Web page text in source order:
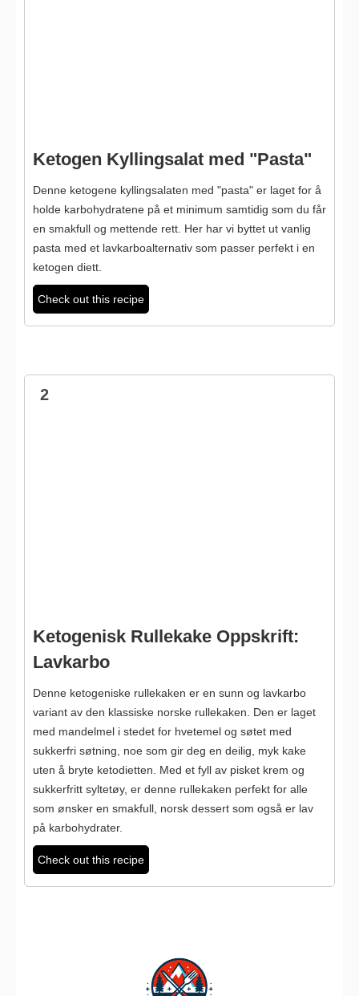
Ketogen Kyllingsalat med "Pasta"
Denne ketogene kyllingsalaten med "pasta" er laget for å
holde karbohydratene på et minimum samtidig som du får
en smakfull og mettende rett. Her har vi byttet ut vanlig
pasta med et lavkarboalternativ som passer perfekt i en
ketogen diett.
Check out this recipe
2
Ketogenisk Rullekake Oppskrift:
Lavkarbo
Denne ketogeniske rullekaken er en sunn og lavkarbo
variant av den klassiske norske rullekaken. Den er laget
med mandelmel i stedet for hvetemel og søtet med
sukkerfri søtning, noe som gir deg en deilig, myk kake
uten å bryte ketodietten. Med et fyll av pisket krem og
sukkerfritt syltetøy, er denne rullekaken perfekt for alle
som ønsker en smakfull, norsk dessert som også er lav
på karbohydrater.
Check out this recipe